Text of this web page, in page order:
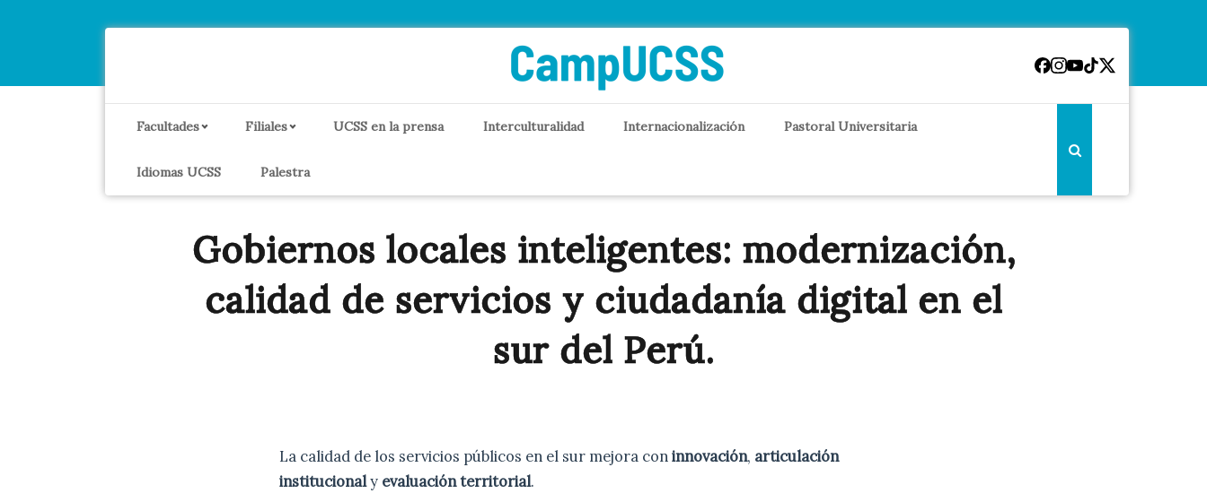
Facultades Filiales UCSS en la prensa Interculturalidad Internacionalización Pastoral Universitaria
Idiomas UCSS Palestra
Gobiernos locales inteligentes: modernización,
calidad de servicios y ciudadanía digital en el
sur del Perú.
La calidad de los servicios públicos en el sur mejora coninnovación, articulación
institucionaly evaluación territorial.